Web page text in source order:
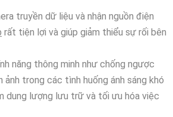
truyền dữ liệu và nhận nguồn điện
rất tiện lợi và giúp giảm thiểu sự rối bên
năng thông minh như chống ngược
ảnh trong các tình huống ánh sáng khó
dung lượng lưu trữ và tối ưu hóa việc